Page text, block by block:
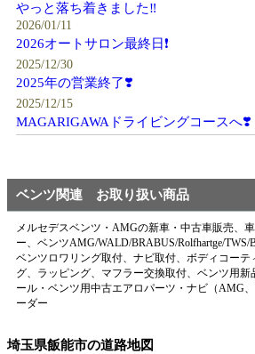
やっと落ち着きました‼️
2026/01/11
2026オートサロン最終日❗️
2025/12/30
2025年の営業終了❣️
2025/12/15
MAGARIGAWAドライビングコースへ❣️
ベンツ関連 お取り扱い商品
メルセデスベンツ・AMGの新車・中古車販売、
ー、ベンツAMG/WALD/BRABUS/Rolfhartge/TWS/
ベンツロワリング取付、ナビ取付、ボディコーテ
グ、ラッピング、マフラー交換取付、ベンツ用新
ール・ベンツ用中古エアロパーツ・ナビ（AMG
ーダー
埼玉県飯能市の道路地図